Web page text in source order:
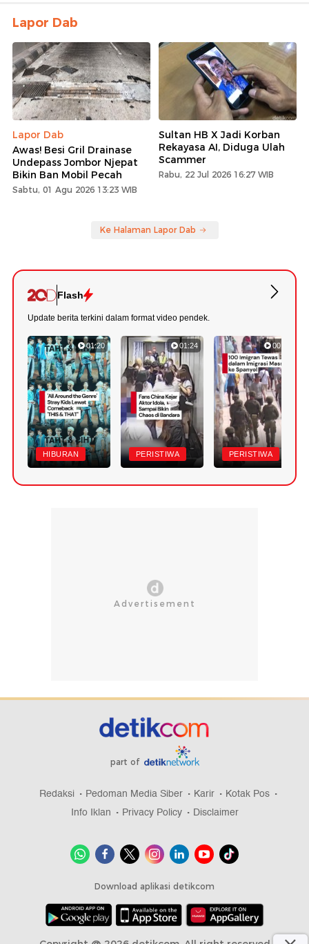
Lapor Dab
Lapor Dab
Awas! Besi Gril Drainase
Undepass Jombor Njepat
Bikin Ban Mobil Pecah
Sabtu, 01 Agu 2026 13:23 WIB
Sultan HB X Jadi Korban
Rekayasa AI, Diduga Ulah
Scammer
Rabu, 22 Jul 2026 16:27 WIB
Ke Halaman Lapor Dab
Flash
Update berita terkini dalam format video pendek.
01:20
HIBURAN
01:24
PERISTIWA
00:42
PERISTIWA
part of
Redaksi Pedoman Media Siber Karir
Kotak Pos
Info Iklan
Privacy Policy Disclaimer
Download aplikasi detikcom